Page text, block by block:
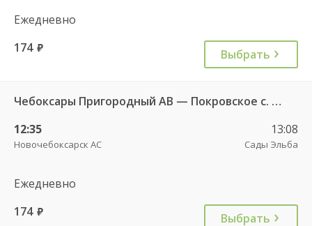
Ежедневно
174 руб. Выбрать
Чебоксары Пригородный АВ — Покровское с. 269
12:35
Новочебоксарск АС
13:08
Сады Эльба
Ежедневно
174 руб. Выбрать